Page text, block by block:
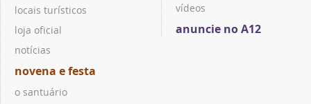
locais turísticos
loja oficial
notícias
novena e festa
o santuário
vídeos
anuncie no A12